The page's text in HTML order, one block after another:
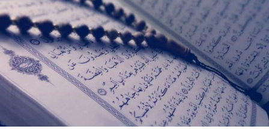
FINALIZAR COMPRA
HOME
LANÇAMENTOS